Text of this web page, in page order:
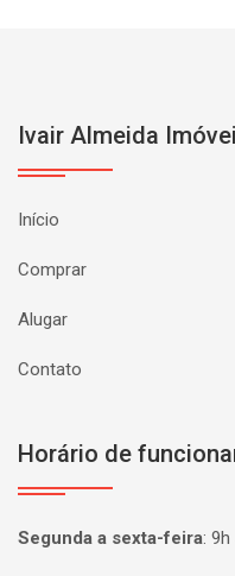
Ivair Almeida
Início
Comprar
Alugar
Contato
Horário de
Segunda a sexta-feira: 9h